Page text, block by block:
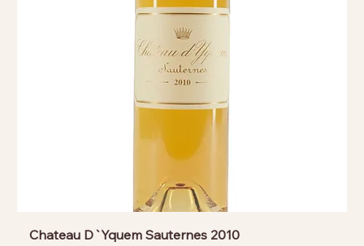
Chateau D`Yquem Sauternes 2010